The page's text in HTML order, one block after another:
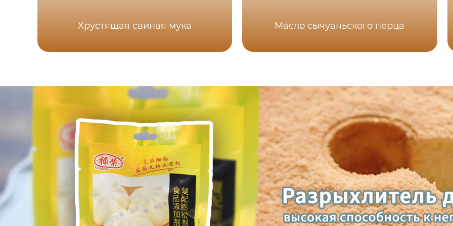
Хрустящая свиная мука Масло сычуаньского перца